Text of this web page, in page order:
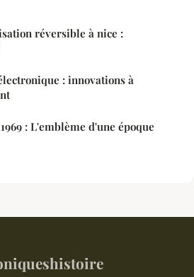
réversible à nice :
: innovations à
: L'emblème d'une époque